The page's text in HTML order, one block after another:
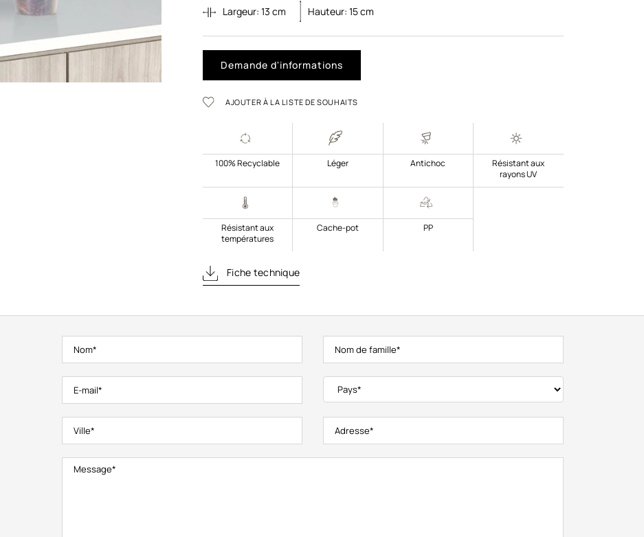
Largeur: 13 cm Hauteur:15cm
Demande d'informations
AJOUTER À LA LISTE DE SOUHAITS
100% Recyclable Léger Antichoc
Résistant aux
rayons UV
Résistant aux
températures
Cache-pot PP
Fiche technique